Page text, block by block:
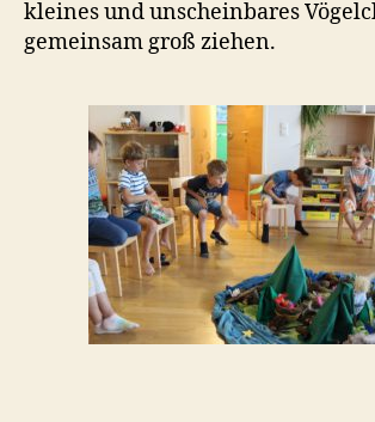
kleines und unscheinbares
gemeinsam groß ziehen.